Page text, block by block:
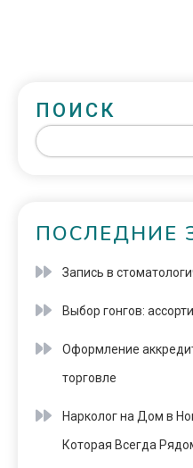
ПОИСК
ПОСЛЕДНИЕ
Запись в
Выбор гонгов:
Оформление
торговле
Нарколог на Дом в
Которая Всегда